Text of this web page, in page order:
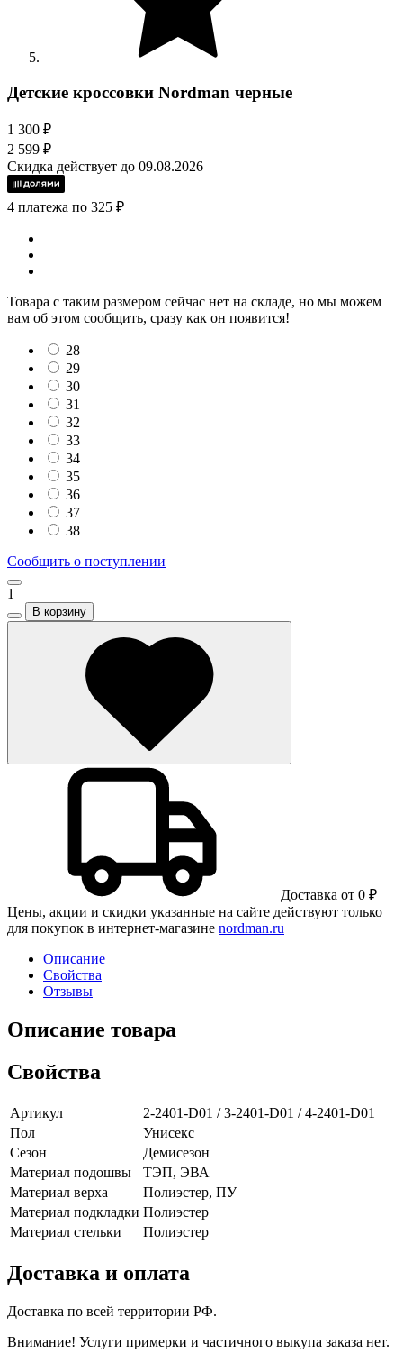
Детские кроссовки Nordman черные
1 300 ₽
2 599 ₽
Скидка действует до 09.08.2026
4 платежа по 325 ₽
Товара с таким размером сейчас нет на складе, но мы можем
вам об этом сообщить, сразу как он появится!
28
29
30
31
32
33
34
35
36
37
38
Сообщить о поступлении
1
В корзину
Доставка от 0 ₽
Цены, акции и скидки указанные на сайте действуют только
для покупок в интернет-магазине nordman.ru
Описание
Свойства
Отзывы
Описание товара
Свойства
Артикул
2-2401-D01 / 3-2401-D01 / 4-2401-D01
Пол
Унисекс
Сезон
Демисезон
Материал подошвы
ТЭП, ЭВА
Материал верха
Полиэстер, ПУ
Материал подкладки Полиэстер
Материал стельки
Полиэстер
Доставка и оплата
Доставка по всей территории РФ.
Внимание! Услуги примерки и частичного выкупа заказа нет.